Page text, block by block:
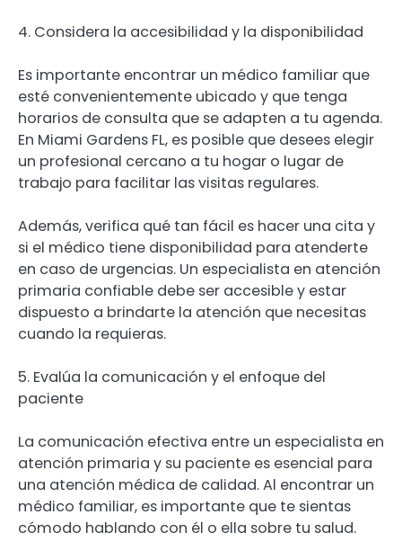
4. Considera la accesibilidad y la disponibilidad
Es importante encontrar un médico familiar que
esté convenientemente ubicado y que tenga
horarios de consulta que se adapten a tu agenda.
En Miami Gardens FL, es posible que desees elegir
un profesional cercano a tu hogar o lugar de
trabajo para facilitar las visitas regulares.
Además, verifica qué tan fácil es hacer una cita y
si el médico tiene disponibilidad para atenderte
en caso de urgencias. Un especialista en atención
primaria confiable debe ser accesible y estar
dispuesto a brindarte la atención que necesitas
cuando la requieras.
5. Evalúa la comunicación y el enfoque del
paciente
La comunicación efectiva entre un especialista en
atención primaria y su paciente es esencial para
una atención médica de calidad. Al encontrar un
médico familiar, es importante que te sientas
cómodo hablando con él o ella sobre tu salud.